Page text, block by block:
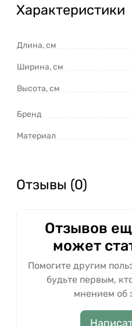
Характеристики
Длина, см
Ширина, см
Высота, см
Бренд
Материал
Отзывы (0)
Отзывов
может
Помогите другим
будьте первым,
мнением об